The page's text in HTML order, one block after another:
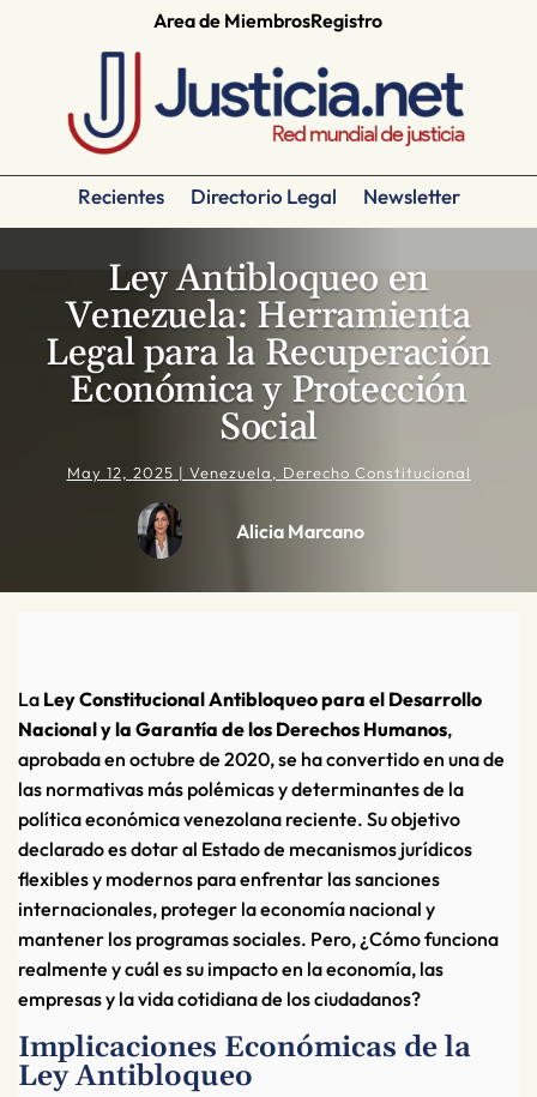
Area de MiembrosRegistro
Recientes Directorio Legal Newsletter
Ley Antibloqueo en
Venezuela: Herramienta
Legal para la Recuperación
Económica y Protección
Social
May 12, 2025 | Venezuela, Derecho Constitucional
Alicia Marcano
La Ley Constitucional Antibloqueo para el Desarrollo
Nacional y la Garantía de los Derechos Humanos,
aprobada en octubre de 2020, se ha convertido en una de
las normativas más polémicas y determinantes de la
política económica venezolana reciente. Su objetivo
declarado es dotar al Estado de mecanismos jurídicos
flexibles y modernos para enfrentar las sanciones
internacionales, proteger la economía nacional y
mantener los programas sociales. Pero, ¿Cómo funciona
realmente y cuál es su impacto en la economía, las
empresas y la vida cotidiana de los ciudadanos?
Implicaciones Económicas de la
Ley Antibloqueo